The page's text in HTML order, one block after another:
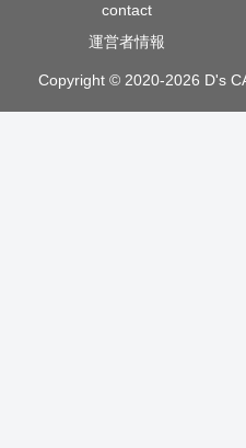
contact
運営者情報
Copyright © 2020-2026 D's